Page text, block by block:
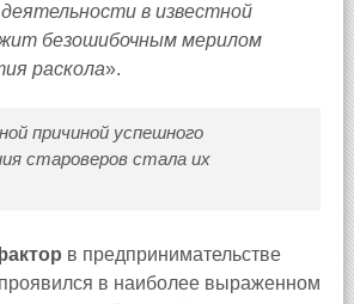
в известной
безошибочным мерилом
раскола».
причиной успешного
староверов стала их
в предпринимательстве
в наиболее выраженном